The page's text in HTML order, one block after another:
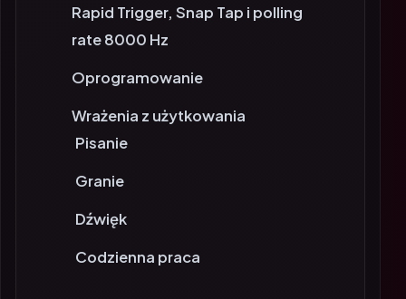
Rapid Trigger, Snap Tap i polling
rate 8000 Hz
Oprogramowanie
Wrażenia z użytkowania
Pisanie
Granie
Dźwięk
Codzienna praca